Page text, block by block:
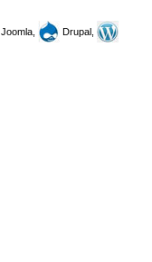
Joomla,
Drupal,